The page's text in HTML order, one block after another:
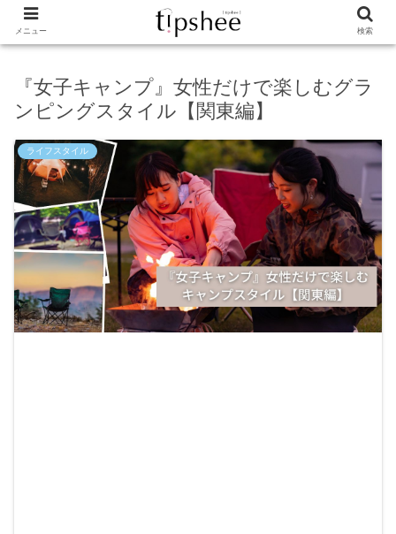
『女子キャンプ』女性だけで楽しむグラ
ンピングスタイル【関東編】
ライフスタイル
メニュー 検索